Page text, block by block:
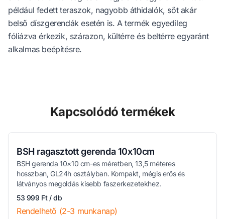
például fedett teraszok, nagyobb áthidalók, sőt akár
belső díszgerendák esetén is. A termék egyedileg
fóliázva érkezik, szárazon, kültérre és beltérre egyaránt
alkalmas beépítésre.
Kapcsolódó termékek
BSH ragasztott gerenda 10x10cm
BSH gerenda 10×10 cm-es méretben, 13,5 méteres
hosszban, GL24h osztályban. Kompakt, mégis erős és
látványos megoldás kisebb faszerkezetekhez.
53 999 Ft / db
Rendelhető (2-3 munkanap)